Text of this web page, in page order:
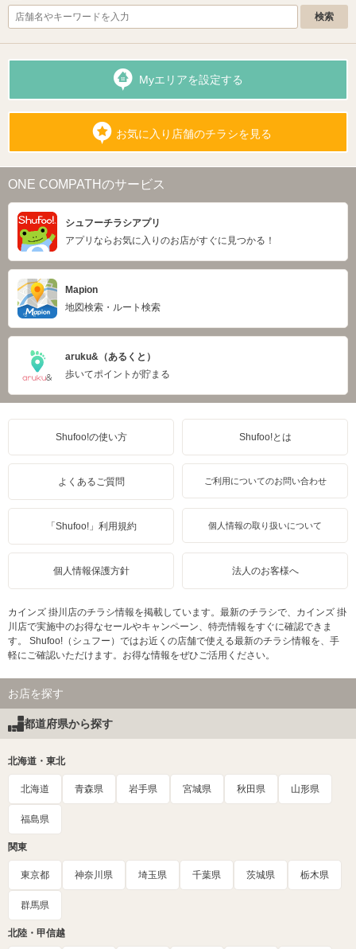
Myエリアを設定する
お気に入り店舗のチラシを見る
ONE COMPATHのサービス
シュフーチラシアプリ
アプリならお気に入りのお店がすぐに見つかる！
Mapion
地図検索・ルート検索
aruku&（あるくと）
歩いてポイントが貯まる
Shufoo!の使い方 Shufoo!とは
よくあるご質問 ご利用についてのお問い合わせ
「Shufoo!」利用規約 個人情報の取り扱いについて
個人情報保護方針 法人のお客様へ
カインズ 掛川店のチラシ情報を掲載しています。最新のチラシで、カインズ 掛
川店で実施中のお得なセールやキャンペーン、特売情報をすぐに確認できま
す。 Shufoo!（シュフー）ではお近くの店舗で使える最新のチラシ情報を、手
軽にご確認いただけます。お得な情報をぜひご活用ください。
お店を探す
都道府県から探す
北海道・東北
北海道 青森県 岩手県 宮城県 秋田県 山形県
福島県
関東
東京都 神奈川県 埼玉県 千葉県 茨城県 栃木県
群馬県
北陸・甲信越